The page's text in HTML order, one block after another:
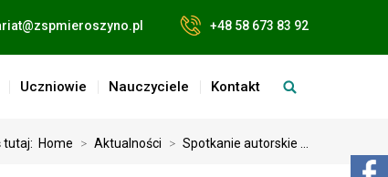
+48 58 673 83 92
Uczniowie Nauczyciele Kontakt
tutaj: Home > Aktualności > Spotkanie autorskie ...